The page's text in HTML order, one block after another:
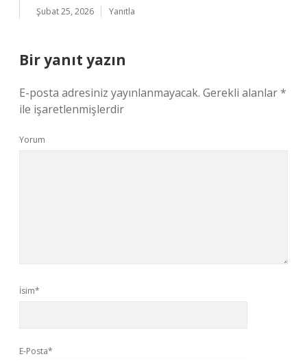
Şubat 25, 2026 Yanıtla
Bir yanıt yazın
E-posta adresiniz yayınlanmayacak. Gerekli alanlar*
ile işaretlenmişlerdir
Yorum
İsim*
E-Posta*